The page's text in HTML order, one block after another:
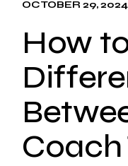
OCTOBER 29, 2024
How
Coach